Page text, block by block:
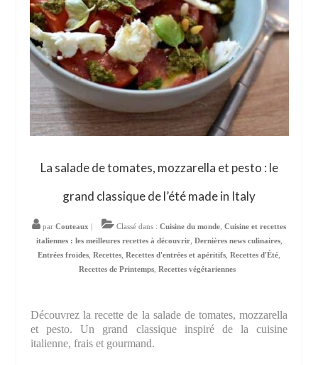
La salade de tomates, mozzarella et pesto : le
grand classique de l’été made in Italy
par Couteaux Classé dans : Cuisine du monde Cuisine et recettes
italiennes : les meilleures recettes à découvrir, Dernières news culinaires,
Entrées froides Recettes Recettes d'entrées et apéritifs Recettes d'Été
Recettes de Printemps Recettes végétariennes
Découvrez la recette de la salade de tomates, mozzarella
et pesto. Un grand classique inspiré de la cuisine
italienne, frais et gourmand.